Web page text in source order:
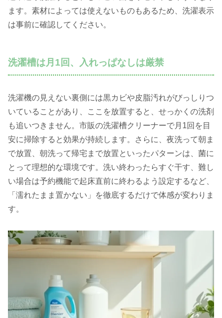
ます。素材によっては使えないものもあるため、洗濯表示
は事前に確認してください。
洗濯槽は月1回、入れっぱなしは厳禁
洗濯機の見えない裏側には黒カビや皮脂汚れがびっしりつ
いていることがあり、ここを放置すると、せっかくの洗剤
も追いつきません。市販の洗濯槽クリーナーで月1回を目
安に掃除すると効果が持続します。さらに、夜洗って朝ま
で放置、朝洗って帰宅まで放置といったパターンは、菌に
とって理想的な環境です。洗い終わったらすぐ干す、難し
い場合は予約機能で起床直前に終わるよう設定するなど、
「濡れたまま置かない」を徹底するだけで体感が変わりま
す。